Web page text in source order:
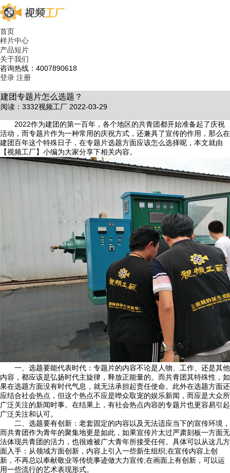
首页
样片中心
产品短片
关于我们
咨询热线：4007890618
登录 注册
建团专题片怎么选题？
阅读：3332视频工厂 2022-03-29
2022作为建团的第一百年，各个地区的共青团都开始准备起了庆祝
活动，而专题片作为一种常用的庆祝方式，还兼具了宣传的作用，那么在
建团百年这个特殊日子，在专题片选题方面应该怎么选择呢，本文就由
【视频工厂】小编为大家分享下相关内容。
一、选题要能代表时代：专题片的内容不论是人物、工作、还是其他
内容，都应该是弘扬时代主旋律，释放正能量的。而共青团其特殊性，如
果在选题方面没有时代气息，就无法承担起责任使命。此外在选题方面还
应结合社会热点，但这个热点不应是哗众取宠的娱乐新闻，而应是大众所
广泛关注的新闻时事。在结果上，有社会热点内容的专题片也更容易引起
广泛关注和认可。
二、选题要有创新：老套固定的内容以及无法适应当下的宣传环境，
而共青团作为青年的聚集地更是如此，如果宣传片太过严肃刻板一方面无
法体现共青团的活力，也很难被广大青年所接受任何。具体可以从这几方
面入手：从领域方面创新，内容上引入一些新生组织;在宣传内容上创
新，不再总以奉献敬业等传统事迹做大力宣传;在画面上有创新，可以运
用一些流行的艺术表现形式。